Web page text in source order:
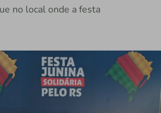
no local onde a festa